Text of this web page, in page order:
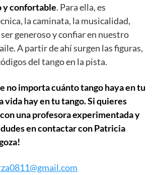
y confortable. Para ella, es
la caminata, la musicalidad,
generoso y confiar en nuestro
A partir de ahí surgen las figuras,
del tango en la pista.
no importa cuánto tango haya en tu
vida hay en tu tango. Si quieres
una profesora experimentada y
dudes en contactar con Patricia